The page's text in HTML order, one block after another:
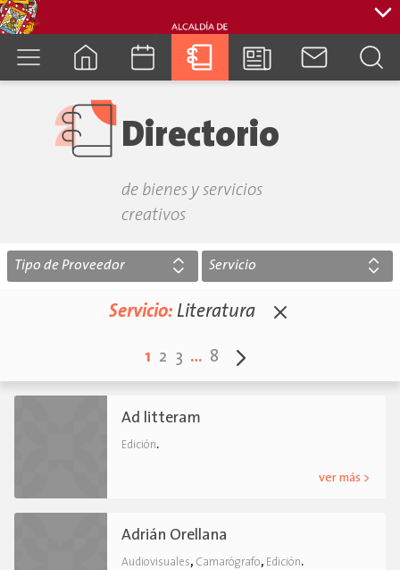
Directorio
de bienes y servicios
creativos
Servicio: Literatura
1 2 3 … 8
Ad litteram
Edición.
ver más >
Adrián Orellana
Audiovisuales, Camarógrafo, Edición.
Tipo de Proveedor Servicio